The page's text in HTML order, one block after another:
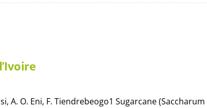
A. O. Eni, F. Tiendrebeogo1 Sugarcane (Saccharum